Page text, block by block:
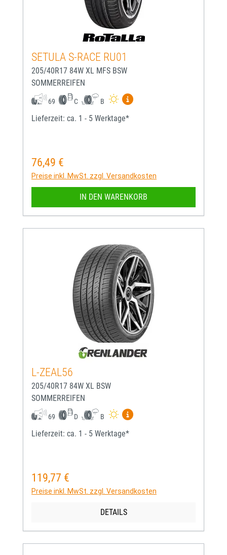
SETULA S-RACE RU01
205/40R17 84W XL MFS BSW
SOMMERREIFEN
69 C B
Mehr Informationen zum
Lieferzeit: ca. 1 - 5 Werktage*
Regulärer Preis:
76,49 €
Preise inkl. MwSt. zzgl. Versandkosten
IN DEN WARENKORB
L-ZEAL56
205/40R17 84W XL BSW
SOMMERREIFEN
69 D B
Mehr Informationen zum
Lieferzeit: ca. 1 - 5 Werktage*
Regulärer Preis:
119,77 €
Preise inkl. MwSt. zzgl. Versandkosten
DETAILS